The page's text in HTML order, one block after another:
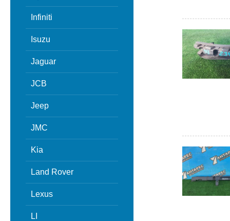
Infiniti
Isuzu
Jaguar
JCB
Jeep
JMC
Kia
Land Rover
Lexus
LI